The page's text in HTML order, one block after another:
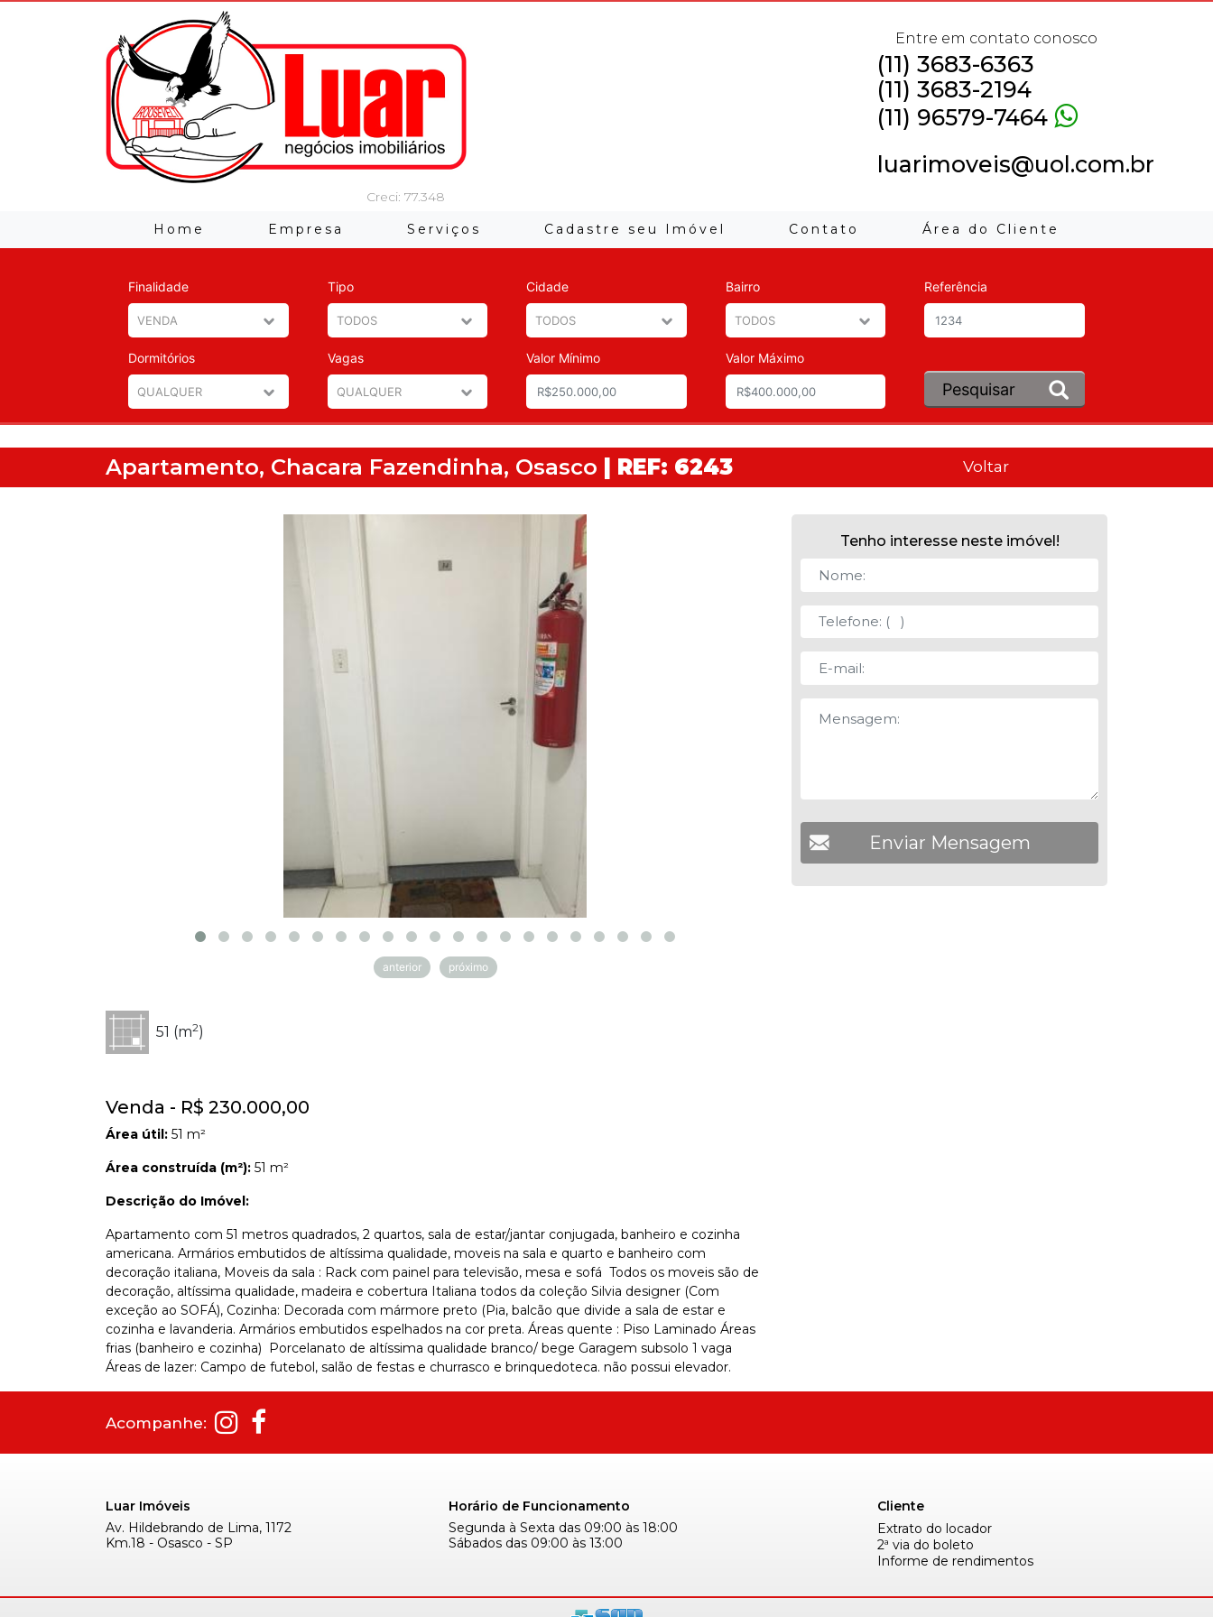
Creci: 77.348
Entre em contato conosco
(11) 3683-6363
(11) 3683-2194
(11) 96579-7464
luarimoveis@uol.com.br
Home Empresa Serviços Cadastre seu Imóvel Contato Área do Cliente
Finalidade Tipo Cidade Bairro Referência
Dormitórios Vagas Valor Mínimo Valor Máximo
Apartamento, Chacara Fazendinha, Osasco | REF: 6243 Voltar
anterior próximo
51 (m2)
Venda - R$ 230.000,00
Área útil: 51 m²
Área construída (m²): 51 m²
Descrição do Imóvel:
Apartamento com 51 metros quadrados, 2 quartos, sala de estar/jantar conjugada, banheiro e cozinha
americana. Armários embutidos de altíssima qualidade, moveis na sala e quarto e banheiro com
decoração italiana, Moveis da sala : Rack com painel para televisão, mesa e sofá  Todos os moveis são de
decoração, altíssima qualidade, madeira e cobertura Italiana todos da coleção Silvia designer (Com
exceção ao SOFÁ), Cozinha: Decorada com mármore preto (Pia, balcão que divide a sala de estar e
cozinha e lavanderia. Armários embutidos espelhados na cor preta. Áreas quente : Piso Laminado Áreas
frias (banheiro e cozinha)  Porcelanato de altíssima qualidade branco/ bege Garagem subsolo 1 vaga
Áreas de lazer: Campo de futebol, salão de festas e churrasco e brinquedoteca. não possui elevador.
Tenho interesse neste imóvel!
Acompanhe:
Luar Imóveis
Av. Hildebrando de Lima, 1172
Km.18 - Osasco - SP
Horário de Funcionamento
Segunda à Sexta das 09:00 às 18:00
Sábados das 09:00 às 13:00
Cliente
Extrato do locador
2ª via do boleto
Informe de rendimentos